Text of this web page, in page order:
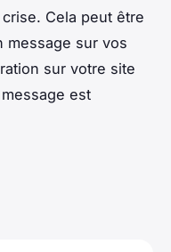
Cela peut être
message sur vos
sur votre site
est